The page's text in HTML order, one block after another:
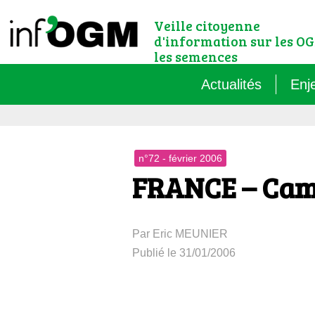
Veille citoyenne
d'information sur les
les semences
Actualités
Le
n°72 - février 2006
FRANCE –
Par Eric MEUNIER
Publié le 31/01/2006